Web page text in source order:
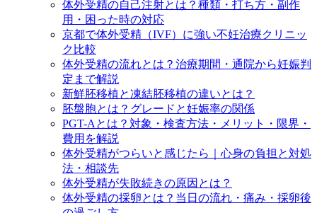
体外受精の自己注射とは？種類・打ち方・副作
用・困った時の対応
京都で体外受精（IVF）に強い不妊治療クリニッ
ク比較
体外受精の流れとは？治療期間・通院から妊娠判
定まで解説
新鮮胚移植と凍結胚移植の違いとは？
胚盤胞とは？グレードと妊娠率の関係
PGT-Aとは？対象・検査方法・メリット・限界・
費用を解説
体外受精がつらいと感じたら｜心身の負担と対処
法・相談先
体外受精が失敗続きの原因とは？
体外受精の採卵とは？当日の流れ・痛み・採卵後